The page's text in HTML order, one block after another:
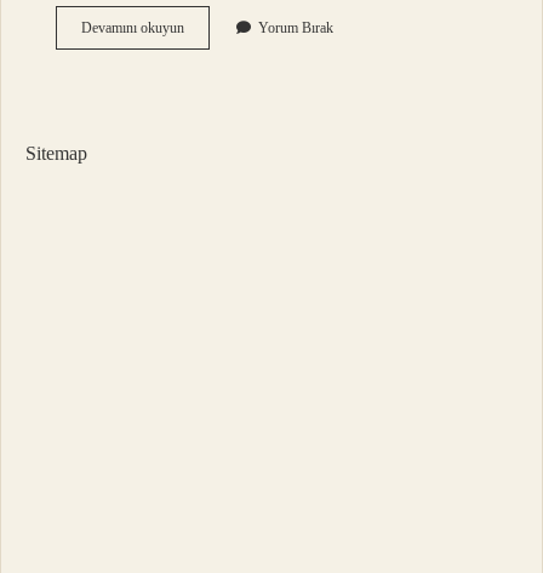
Devamını okuyunGösterge
Ile
Yorum Bırak
Sitemap